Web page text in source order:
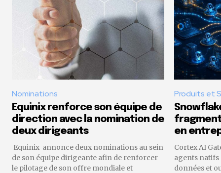
Nominations
Equinix renforce son équipe de
direction avec la nomination de
deux dirigeants
Equinix annonce deux nominations au sein
de son équipe dirigeante afin de renforcer
le pilotage de son offre mondiale et
Produits et
en
Cortex AI
agents natifs
données et